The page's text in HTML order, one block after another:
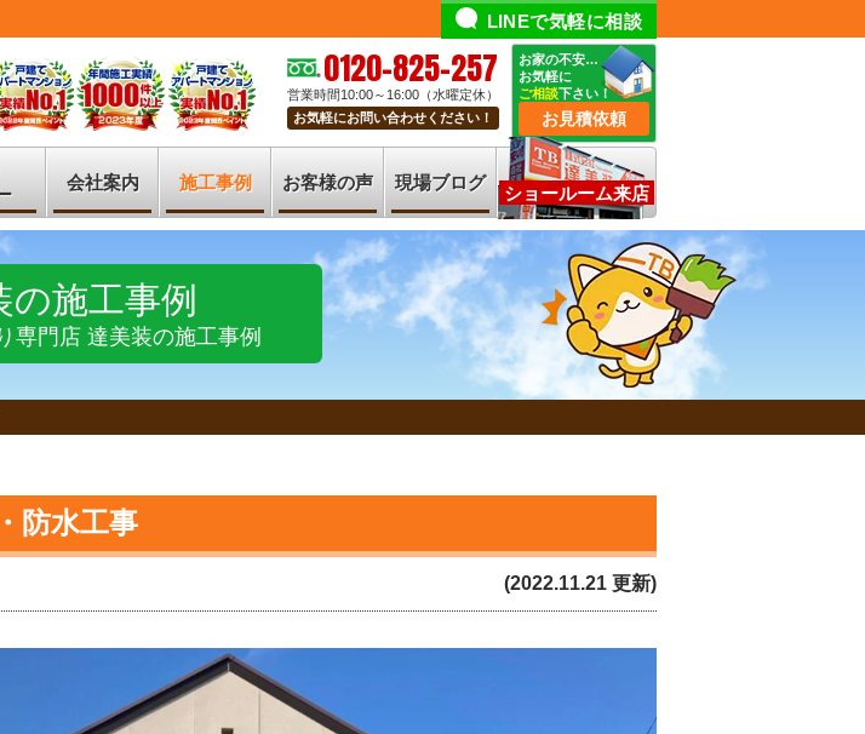
LINEで気軽に相談
0120-825-257
営業時間10:00～16:00（水曜定休）
お気軽にお問い合わせください！
お家の不安…
お気軽に
ご相談下さい！
お見積依頼
会社案内 施工事例 お客様の声 現場ブログ
ショールーム来店
の施工事例
専門店 達美装の施工事例
防水工事
(2022.11.21 更新)